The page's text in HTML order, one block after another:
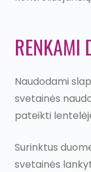
RENKAMI
Naudodami
svetainės
pateikti
Surinktus
svetainės